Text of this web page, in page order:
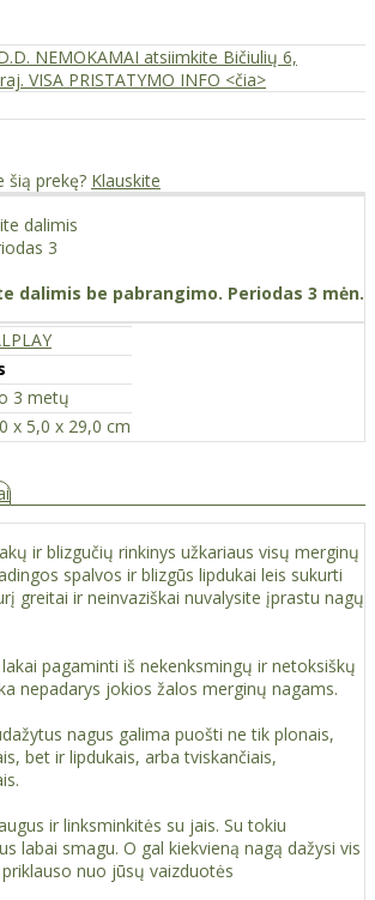
NEMOKAMAI atsiimkite Bičiulių 6,
VISA PRISTATYMO INFO <čia>
šią prekę? Klauskite
dalimis be pabrangimo. Periodas 3 mėn.
3 metų
x 5,0 x 29,0 cm
ir blizgučių rinkinys užkariaus visų merginų
spalvos ir blizgūs lipdukai leis sukurti
greitai ir neinvaziškai nuvalysite įprastu nagų
pagaminti iš nekenksmingų ir netoksiškų
nepadarys jokios žalos merginų nagams.
nagus galima puošti ne tik plonais,
bet ir lipdukais, arba tviskančiais,
ir linksminkitės su jais. Su tokiu
labai smagu. O gal kiekvieną nagą dažysi vis
priklauso nuo jūsų vaizduotės